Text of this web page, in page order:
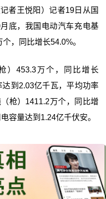
者王悦阳）记者19日从国
底，我国电动汽车充电基
，同比增长54.0%。
）453.3万个，同比增长
到2.03亿千瓦，平均功率
枪）1411.2万个，同比增
容量达到1.24亿千伏安。